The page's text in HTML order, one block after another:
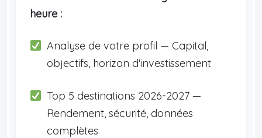
heure :
Analyse de votre profil — Capital,
objectifs, horizon d'investissement
Top 5 destinations 2026-2027 —
Rendement, sécurité, données
complètes